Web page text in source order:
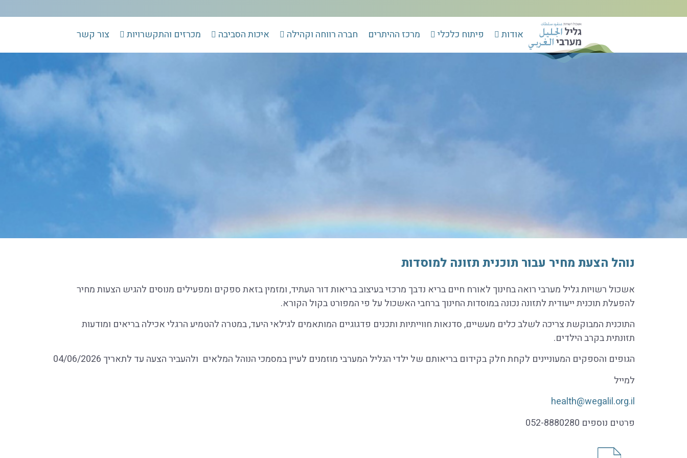
אודות פיתוח כלכלי מרכז ההיתרים חברה רווחה וקהילה איכות הסביבה מכרזים והתקשרויות צור קשר
נוהל הצעת מחיר עבור תוכנית תזונה למוסדות
אשכול רשויות גליל מערבי רואה בחינוך לאורח חיים בריא נדבך מרכזי בעיצוב בריאות דור העתיד, ומזמין בזאת ספקים ומפעילים מנוסים להגיש הצעות מחיר
להפעלת תוכנית ייעודית לתזונה נכונה במוסדות החינוך ברחבי האשכול על פי המפורט בקול הקורא.
התוכנית המבוקשת צריכה לשלב כלים מעשיים, סדנאות חווייתיות ותכנים פדגוגיים המותאמים לגילאי היעד, במטרה להטמיע הרגלי אכילה בריאים ומודעות
תזונתית בקרב הילדים.
הגופים והספקים המעוניינים לקחת חלק בקידום בריאותם של ילדי הגליל המערבי מוזמנים לעיין במסמכי הנוהל המלאים ולהעביר הצעה עד לתאריך 04/06/2026
למייל
health@wegalil.org.il
פרטים נוספים 052-8880280